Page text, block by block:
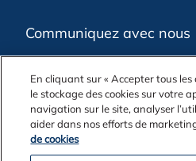
Communiquez avec nous
Mentions légales
Confidentialité
En cliquant sur « Accepter tous les
le stockage des cookies sur votre
navigation sur le site, analyser
aider dans nos efforts de
de cookies